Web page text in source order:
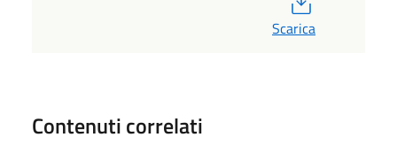
Scarica
Contenuti correlati